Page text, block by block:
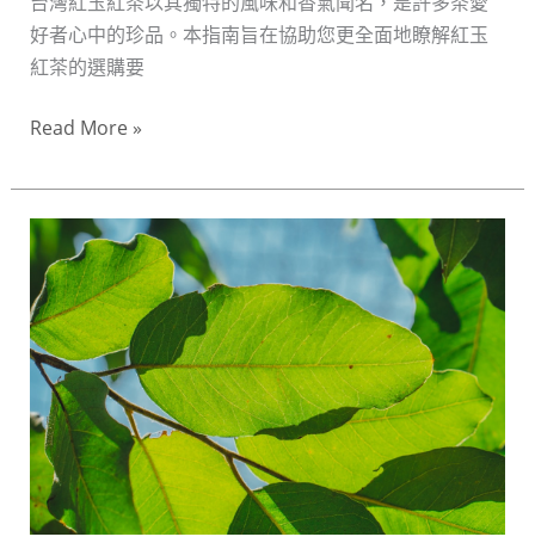
好者心中的珍品。本指南旨在協助您更全面地瞭解紅玉
紅茶的選購要
司
購
全
略
Read More »
黑
烏
龍
茶
選
購
指
南：
茶
葉、